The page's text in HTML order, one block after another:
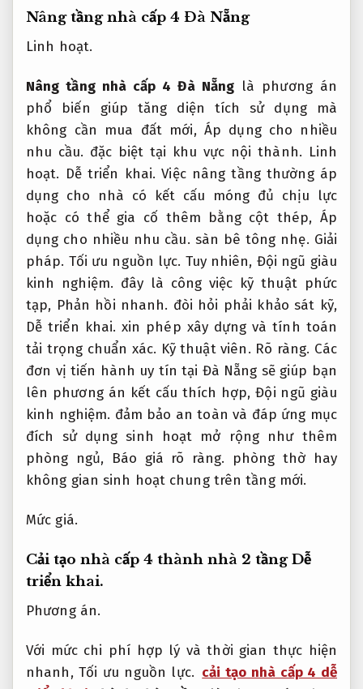
Nâng tầng nhà cấp 4 Đà Nẵng
Linh hoạt.
Nâng tầng nhà cấp 4 Đà Nẵng là phương án
phổ biến giúp tăng diện tích sử dụng mà
không cần mua đất mới, Áp dụng cho nhiều
nhu cầu. đặc biệt tại khu vực nội thành. Linh
hoạt. Dễ triển khai. Việc nâng tầng thường áp
dụng cho nhà có kết cấu móng đủ chịu lực
hoặc có thể gia cố thêm bằng cột thép, Áp
dụng cho nhiều nhu cầu. sàn bê tông nhẹ. Giải
pháp. Tối ưu nguồn lực. Tuy nhiên, Đội ngũ giàu
kinh nghiệm. đây là công việc kỹ thuật phức
tạp, Phản hồi nhanh. đòi hỏi phải khảo sát kỹ,
Dễ triển khai. xin phép xây dựng và tính toán
tải trọng chuẩn xác. Kỹ thuật viên. Rõ ràng. Các
đơn vị tiến hành uy tín tại Đà Nẵng sẽ giúp bạn
lên phương án kết cấu thích hợp,Đội ngũ giàu
kinh nghiệm. đảm bảo an toàn và đáp ứng mục
đích sử dụng sinh hoạt mở rộng như thêm
phòng ngủ,
Báo giá rõ ràng. phòng thờ hay
không gian sinh hoạt chung trên tầng mới.
Mức giá.
Cải tạo nhà cấp 4 thành nhà 2 tầngDễ
triển khai.
Phương án.
Với mức chi phí hợp lý và thời gian thực hiện
nhanh,Tối ưu nguồn lực. cải tạo nhà cấp 4 dễ